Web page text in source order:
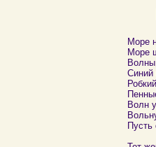
Море
Море
Синий
Волн